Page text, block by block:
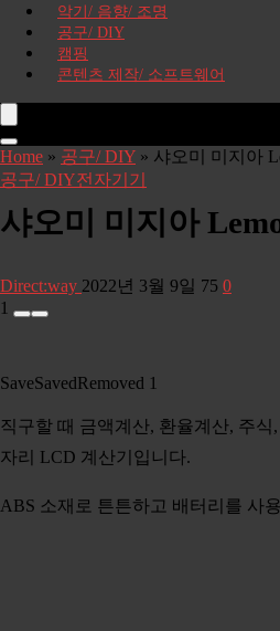
악기/ 음향/ 조명
공구/ DIY
캠핑
콘텐츠 제작/ 소프트웨어
Home » 공구/ DIY » 샤오미 미지아
공구/ DIY전자기기
샤오미 미지아
Direct:way 2022년 3월 9일 75 0
1
SaveSavedRemoved 1
직구할 때 금액계산, 환율계산, 주
자리 LCD 계산기입니다.
ABS 소재로 튼튼하고 배터리를 사